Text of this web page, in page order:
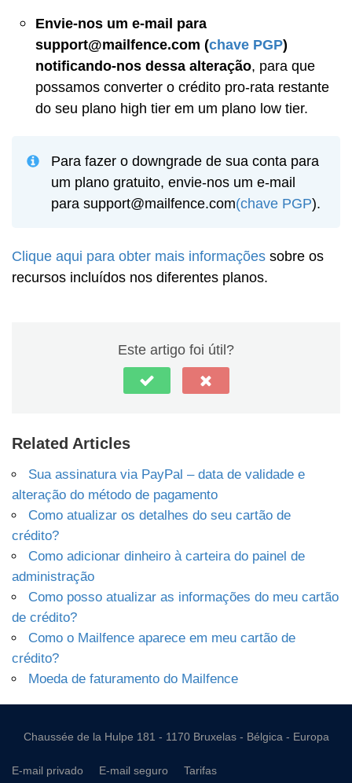
Envie-nos um e-mail para
support@mailfence.com (chave PGP)
notificando-nos dessa alteração, para que
possamos converter o crédito pro-rata restante
do seu plano high tier em um plano low tier.
Para fazer o downgrade de sua conta para
um plano gratuito, envie-nos um e-mail
para support@mailfence.com(chave PGP).
Clique aqui para obter mais informações sobre os
recursos incluídos nos diferentes planos.
Este artigo foi útil?
Related Articles
Sua assinatura via PayPal – data de validade e
alteração do método de pagamento
Como atualizar os detalhes do seu cartão de
crédito?
Como adicionar dinheiro à carteira do painel de
administração
Como posso atualizar as informações do meu cartão
de crédito?
Como o Mailfence aparece em meu cartão de
crédito?
Moeda de faturamento do Mailfence
Chaussée de la Hulpe 181 - 1170 Bruxelas - Bélgica - Europa
E-mail privado E-mail seguro
Tarifas